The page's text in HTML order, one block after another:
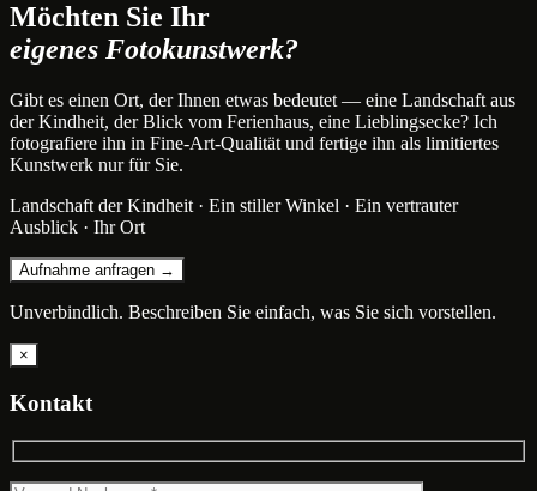
Möchten Sie Ihr
eigenes Fotokunstwerk?
Gibt es einen Ort, der Ihnen etwas bedeutet — eine Landschaft aus
der Kindheit, der Blick vom Ferienhaus, eine Lieblingsecke? Ich
fotografiere ihn in Fine-Art-Qualität und fertige ihn als limitiertes
Kunstwerk nur für Sie.
Landschaft der Kindheit · Ein stiller Winkel · Ein vertrauter
Ausblick · Ihr Ort
Aufnahme anfragen →
Unverbindlich. Beschreiben Sie einfach, was Sie sich vorstellen.
×
Kontakt